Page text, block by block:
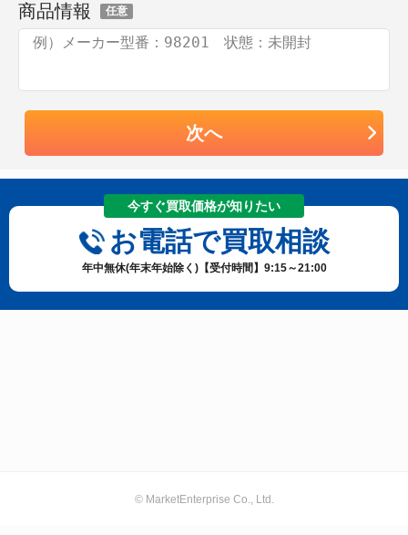
商品情報 任意
次へ
今すぐ買取価格が知りたい
お電話で買取相談
年中無休(年末年始除く)【受付時間】9:15～21:00
© MarketEnterprise Co., Ltd.